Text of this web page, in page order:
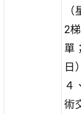
2
單
日
４
術